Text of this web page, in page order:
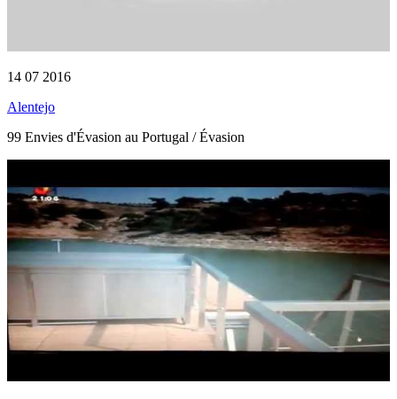
14 07 2016
Alentejo
99 Envies d'Évasion au Portugal / Évasion